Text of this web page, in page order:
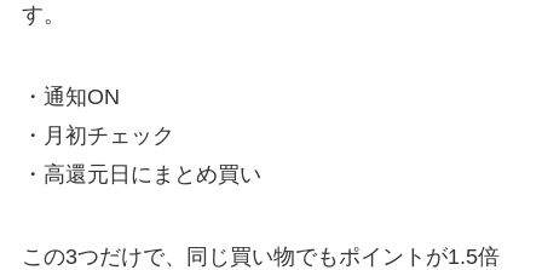
す。
・通知ON
・月初チェック
・高還元日にまとめ買い
この3つだけで、同じ買い物でもポイントが1.5倍